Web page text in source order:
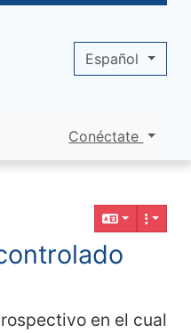
functionality
en el cual
etc.
Conéctate
Español